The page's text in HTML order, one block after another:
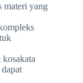
materi yang
kosakata